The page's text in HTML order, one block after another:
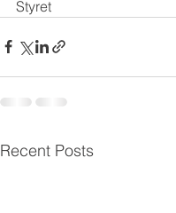
Styret
Recent Posts